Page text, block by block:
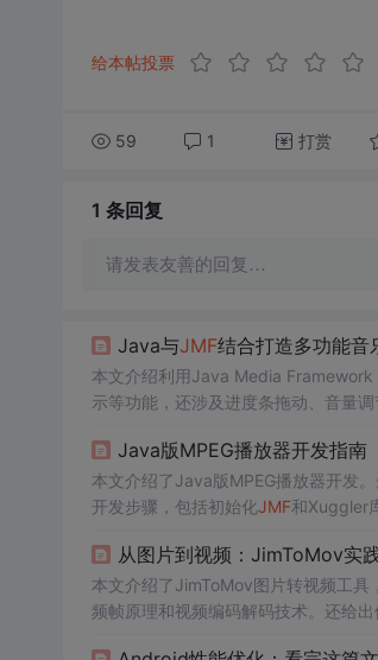
给本帖投票
59 1 打赏
1 条回复
请发表友善的回复…
Java与JMF结合打造多功能音
本文介绍利用Java Media Framework
示等功能，还涉及进度条拖动、音量
Java版MPEG播放器开发指南
本文介绍了Java版MPEG播放器开发
开发步骤，包括初始化JMF和Xuggler
从图片到视频：JimToMov实
本文介绍了JimToMov图片转视频工具
频帧原理和视频编码解码技术。还给